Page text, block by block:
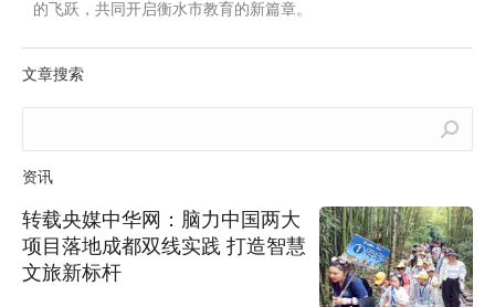
的飞跃，共同开启衡水市教育的新篇章。
文章搜索
资讯
转载央媒中华网：脑力中国两大
项目落地成都双线实践 打造智慧
文旅新标杆